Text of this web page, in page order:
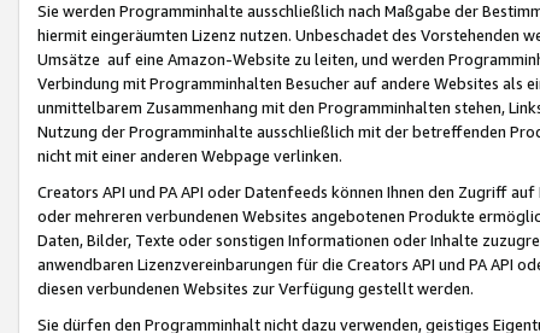
Sie werden Programminhalte ausschließlich nach Maßgabe der
hiermit eingeräumten Lizenz nutzen. Unbeschadet des Vorstehenden
Umsätze auf eine Amazon-Website zu leiten, und werden
Verbindung mit Programminhalten Besucher auf andere Websites als
unmittelbarem Zusammenhang mit den Programminhalten stehen,
Nutzung der Programminhalte ausschließlich mit der betreffenden
nicht mit einer anderen Webpage verlinken.
Creators API und PA API oder Datenfeeds können Ihnen den Zugriff
oder mehreren verbundenen Websites angebotenen Produkte
Daten, Bilder, Texte oder sonstigen Informationen oder Inhalte
anwendbaren Lizenzvereinbarungen für die Creators API und PA API
diesen verbundenen Websites zur Verfügung gestellt werden.
Sie dürfen den Programminhalt nicht dazu verwenden, geistiges